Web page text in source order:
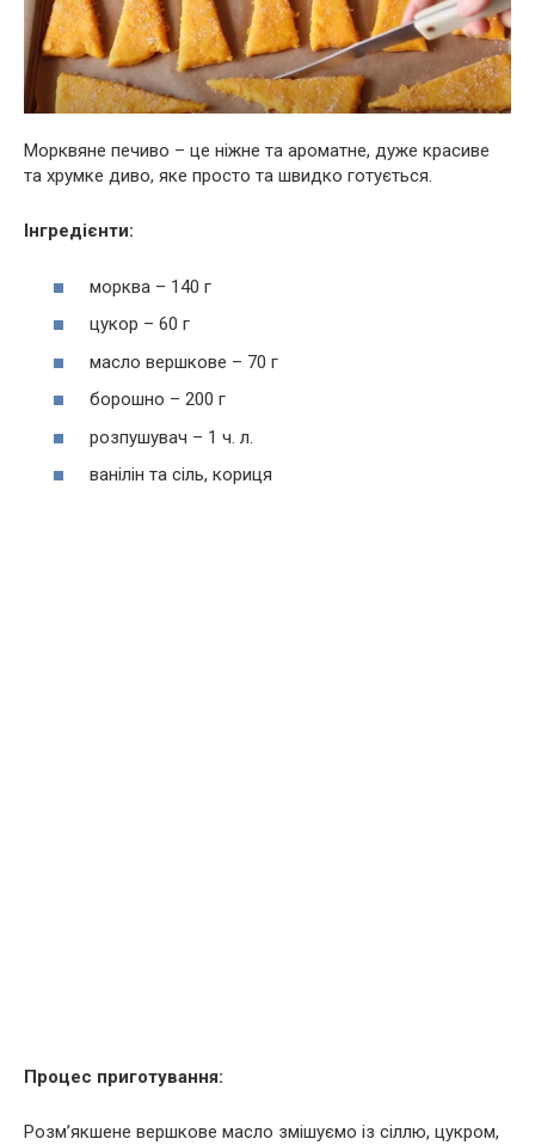
Морквяне печиво – це ніжне та ароматне, дуже красиве
та хрумке диво, яке просто та швидко готується.
Інгредієнти:
морква – 140 г
цукор – 60 г
масло вершкове – 70 г
борошно – 200 г
розпушувач – 1 ч. л.
ванілін та сіль, кориця
Процес приготування:
Розм’якшене вершкове масло змішуємо із сіллю, цукром,